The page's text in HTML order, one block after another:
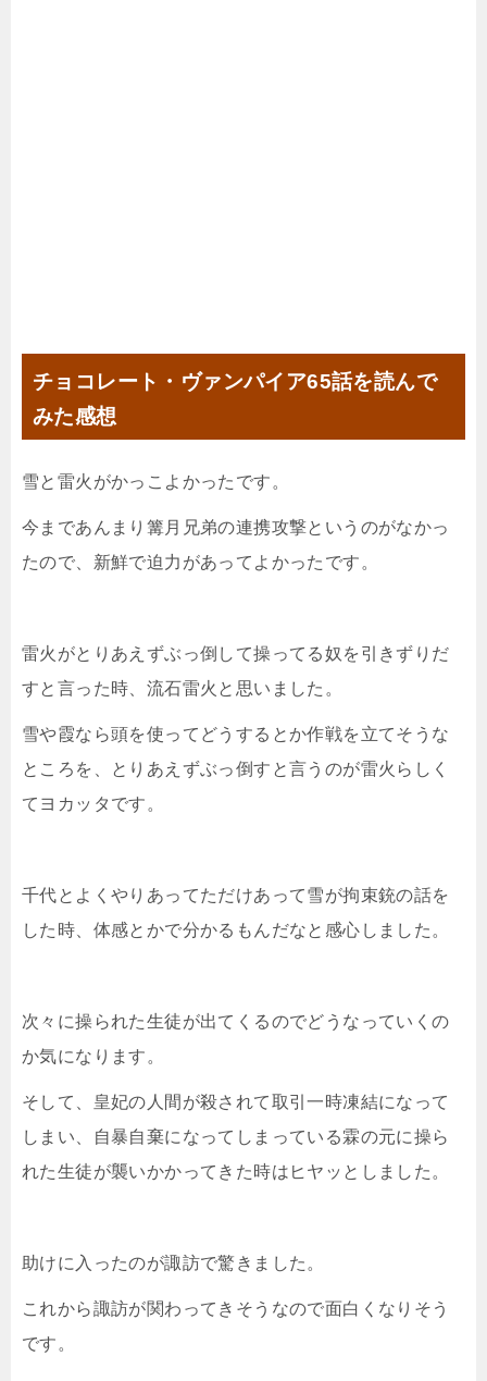
チョコレート・ヴァンパイア65話を読んで
みた感想
雪と雷火がかっこよかったです。
今まであんまり篝月兄弟の連携攻撃というのがなかっ
たので、新鮮で迫力があってよかったです。
雷火がとりあえずぶっ倒して操ってる奴を引きずりだ
すと言った時、流石雷火と思いました。
雪や霞なら頭を使ってどうするとか作戦を立てそうな
ところを、とりあえずぶっ倒すと言うのが雷火らしく
てヨカッタです。
千代とよくやりあってただけあって雪が拘束銃の話を
した時、体感とかで分かるもんだなと感心しました。
次々に操られた生徒が出てくるのでどうなっていくの
か気になります。
そして、皇妃の人間が殺されて取引一時凍結になって
しまい、自暴自棄になってしまっている霖の元に操ら
れた生徒が襲いかかってきた時はヒヤッとしました。
助けに入ったのが諏訪で驚きました。
これから諏訪が関わってきそうなので面白くなりそう
です。